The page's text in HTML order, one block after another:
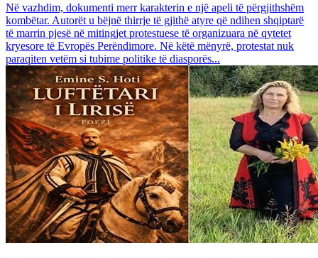
Në vazhdim, dokumenti merr karakterin e një apeli të përgjithshëm
kombëtar. Autorët u bëjnë thirrje të gjithë atyre që ndihen shqiptarë
të marrin pjesë në mitingjet protestuese të organizuara në qytetet
kryesore të Evropës Perëndimore. Në këtë mënyrë, protestat nuk
paraqiten vetëm si tubime politike të diasporës...